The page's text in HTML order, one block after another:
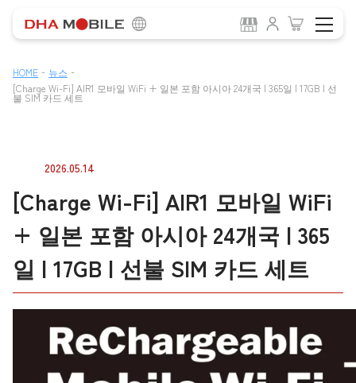
HOME - 뉴스 -
[Charge Wi-Fi] AIR1 모바일 WiFi + 일본 포함 아시아 24개국 | 365일 | 17GB | 선
불 SIM 카드 세트
2026.05.14
[Charge Wi-Fi] AIR1 모바일 WiFi
+ 일본 포함 아시아 24개국 | 365
일 | 17GB | 선불 SIM 카드 세트